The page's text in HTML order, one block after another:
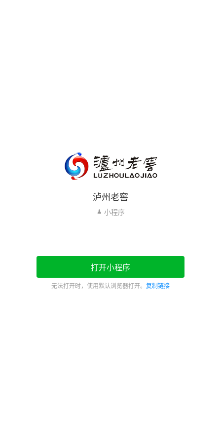
泸州老窖
小程序
打开小程序
无法打开时，使用默认浏览器打开。 复制链接